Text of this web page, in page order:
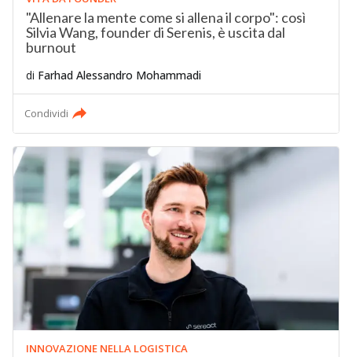
"Allenare la mente come si allena il corpo": così
Silvia Wang, founder di Serenis, è uscita dal
burnout
di Farhad Alessandro Mohammadi
Condividi
INNOVAZIONE NELLA LOGISTICA